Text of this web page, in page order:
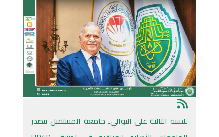
للسنة الثالثة على التوالي.. جامعة المستقبل تتصدر